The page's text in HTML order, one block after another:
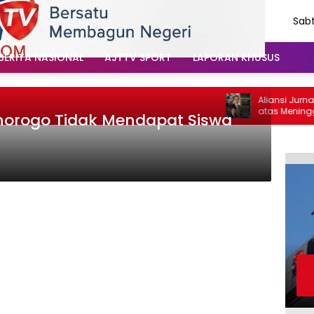
NASIONAL AJTTV SPORT LAPORAN KHUSUS
Aliansi Jurnalis
atas
Santoso:
Tidak Mendapat Siswa